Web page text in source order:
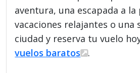
aventura, una escapada a la
vacaciones relajantes o una
ciudad y reserva tu vuelo
vuelos baratos
.